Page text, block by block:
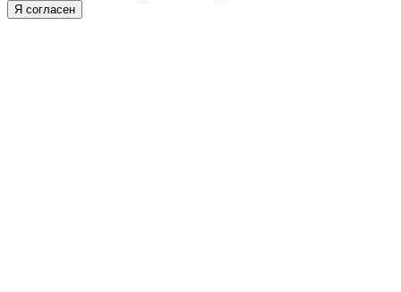
Я согласен